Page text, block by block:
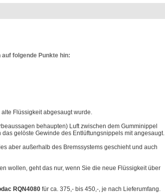
folgende Punkte hin:
Flüssigkeit abgesaugt wurde.
behaupten) Luft zwischen dem Gumminippel
gelöste Gewinde des Entlüftungsnippels mit angesaugt.
aber außerhalb des Bremssystems geschieht und auch
wollen, geht das nur, wenn Sie die neue Flüssigkeit über
RQN4080 für ca. 375,- bis 450,-, je nach Lieferumfang.